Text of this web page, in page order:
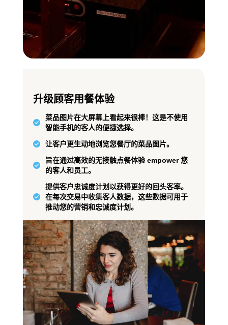
升级顾客用餐体验
菜品图片在大屏幕上看起来很棒！这是不使用
智能手机的客人的便捷选择。
让客户更生动地浏览您餐厅的菜品图片。
旨在通过高效的无接触点餐体验 empower 您
的客人和员工。
提供客户忠诚度计划以获得更好的回头客率。
在每次交易中收集客人数据，这些数据可用于
推动您的营销和忠诚度计划。